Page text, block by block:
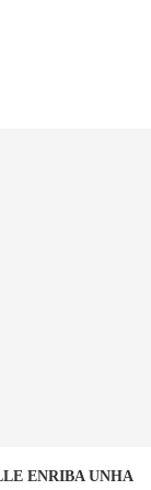
ENRIBA UNHA